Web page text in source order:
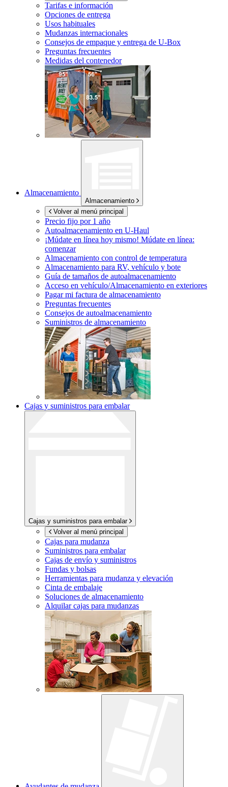
Tarifas e información
Opciones de entrega
Usos habituales
Mudanzas internacionales
Consejos de empaque y entrega de U-Box
Preguntas frecuentes
Medidas del contenedor
Almacenamiento
Almacenamiento
Volver al menú principal
Precio fijo por 1 año
Autoalmacenamiento en U-Haul
¡Múdate en línea hoy mismo! Múdate en línea:
comenzar
Almacenamiento con control de temperatura
Almacenamiento para RV, vehículo y bote
Guía de tamaños de autoalmacenamiento
Acceso en vehículo/Almacenamiento en exteriores
Pagar mi factura de almacenamiento
Preguntas frecuentes
Consejos de autoalmacenamiento
Suministros de almacenamiento
Cajas y suministros para embalar
Cajas y suministros para embalar
Volver al menú principal
Cajas para mudanza
Suministros para embalar
Cajas de envío y suministros
Fundas y bolsas
Herramientas para mudanza y elevación
Cinta de embalaje
Soluciones de almacenamiento
Alquilar cajas para mudanzas